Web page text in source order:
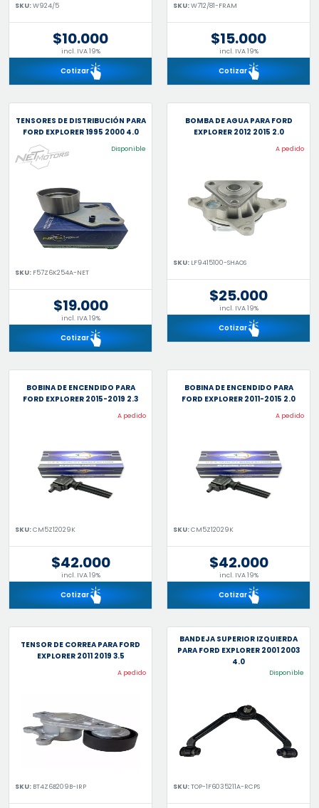
SKU:W924/5
$10.000
incl. IVA 19%
Cotizar
SKU:W712/81-FRAM
$15.000
incl. IVA 19%
Cotizar
TENSORES DE DISTRIBUCIÓN PARA
FORD EXPLORER 1995 2000 4.0
Disponible
SKU: F57Z6K254A-NET
$19.000
incl. IVA 19%
Cotizar
BOMBA DE AGUA PARA FORD
EXPLORER 2012 2015 2.0
A pedido
SKU: LF9415100-SHAOS
$25.000
incl. IVA 19%
Cotizar
BOBINA DE ENCENDIDO PARA
FORD EXPLORER 2015-2019 2.3
A pedido
SKU:CM5Z12029K
$42.000
incl. IVA 19%
Cotizar
BOBINA DE ENCENDIDO PARA
FORD EXPLORER 2011-2015 2.0
A pedido
SKU:CM5Z12029K
$42.000
incl. IVA 19%
Cotizar
TENSOR DE CORREA PARA FORD
EXPLORER 2011 2019 3.5
A pedido
SKU: BT4Z6B209B-IRP
BANDEJA SUPERIOR IZQUIERDA
PARA FORD EXPLORER 2001 2003
4.0
Disponible
SKU:TOP-1F6035211A-RCPS